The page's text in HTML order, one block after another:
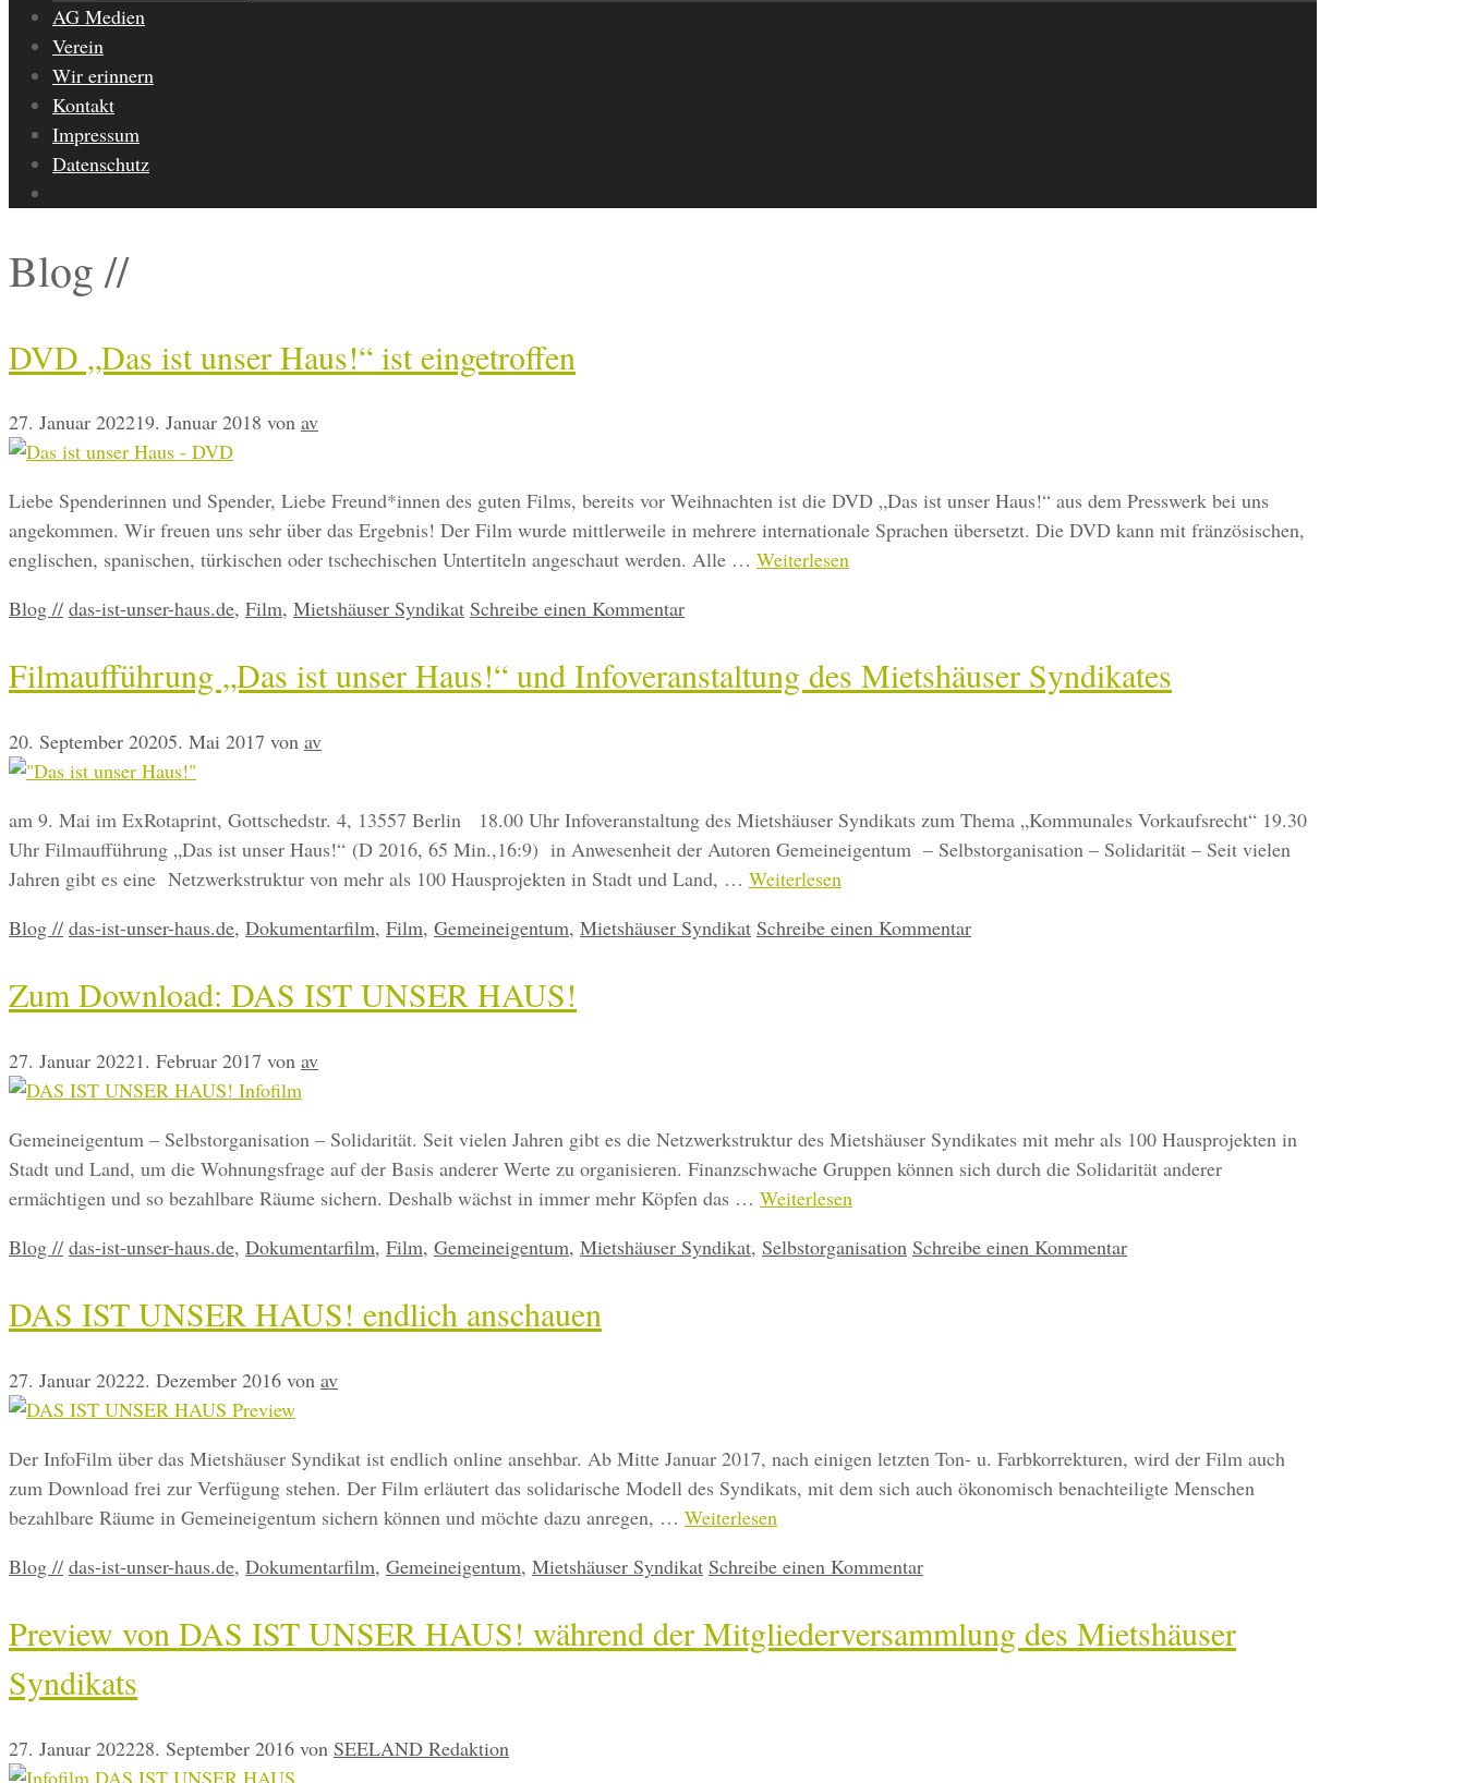
AG Medien
Verein
Wir erinnern
Kontakt
Impressum
Datenschutz
Blog //
DVD „Das ist unser Haus!“ ist eingetroffen
27. Januar 202219. Januar 2018 von av
Liebe Spenderinnen und Spender, Liebe Freund*innen des guten Films, bereits vor Weihnachten ist die DVD „Das ist unser Haus!“ aus dem Presswerk bei uns
angekommen. Wir freuen uns sehr über das Ergebnis! Der Film wurde mittlerweile in mehrere internationale Sprachen übersetzt. Die DVD kann mit fränzösischen,
englischen, spanischen, türkischen oder tschechischen Untertiteln angeschaut werden. Alle … Weiterlesen
Kategorien
Blog // Schlagwörter
das-ist-unser-haus.de, Film, Mietshäuser Syndikat Schreibe einen Kommentar
Filmaufführung „Das ist unser Haus!“ und Infoveranstaltung des Mietshäuser Syndikates
20. September 20205. Mai 2017 von av
am 9. Mai im ExRotaprint, Gottschedstr. 4, 13557 Berlin 18.00 Uhr Infoveranstaltung des Mietshäuser Syndikats zum Thema „Kommunales Vorkaufsrecht“ 19.30
Uhr Filmaufführung „Das ist unser Haus!“ (D 2016, 65 Min.,16:9) in Anwesenheit der Autoren Gemeineigentum – Selbstorganisation – Solidarität – Seit vielen
Jahren gibt es eine Netzwerkstruktur von mehr als 100 Hausprojekten in Stadt und Land, … Weiterlesen
Kategorien
Blog // Schlagwörter
das-ist-unser-haus.de, Dokumentarfilm, Film, Gemeineigentum, Mietshäuser Syndikat Schreibe einen Kommentar
Zum Download: DAS IST UNSER HAUS!
27. Januar 20221. Februar 2017 von av
Gemeineigentum – Selbstorganisation – Solidarität. Seit vielen Jahren gibt es die Netzwerkstruktur des Mietshäuser Syndikates mit mehr als 100 Hausprojekten in
Stadt und Land, um die Wohnungsfrage auf der Basis anderer Werte zu organisieren. Finanzschwache Gruppen können sich durch die Solidarität anderer
ermächtigen und so bezahlbare Räume sichern. Deshalb wächst in immer mehr Köpfen das … Weiterlesen
Kategorien
Blog // Schlagwörter
das-ist-unser-haus.de, Dokumentarfilm, Film, Gemeineigentum, Mietshäuser Syndikat, Selbstorganisation Schreibe einen Kommentar
DAS IST UNSER HAUS! endlich anschauen
27. Januar 20222. Dezember 2016 von av
Der InfoFilm über das Mietshäuser Syndikat ist endlich online ansehbar. Ab Mitte Januar 2017, nach einigen letzten Ton- u. Farbkorrekturen, wird der Film auch
zum Download frei zur Verfügung stehen. Der Film erläutert das solidarische Modell des Syndikats, mit dem sich auch ökonomisch benachteiligte Menschen
bezahlbare Räume in Gemeineigentum sichern können und möchte dazu anregen, … Weiterlesen
Kategorien
Blog // Schlagwörter
das-ist-unser-haus.de, Dokumentarfilm, Gemeineigentum, Mietshäuser Syndikat Schreibe einen Kommentar
Preview von DAS IST UNSER HAUS! während der Mitgliederversammlung des Mietshäuser
Syndikats
27. Januar 202228. September 2016 von SEELAND Redaktion